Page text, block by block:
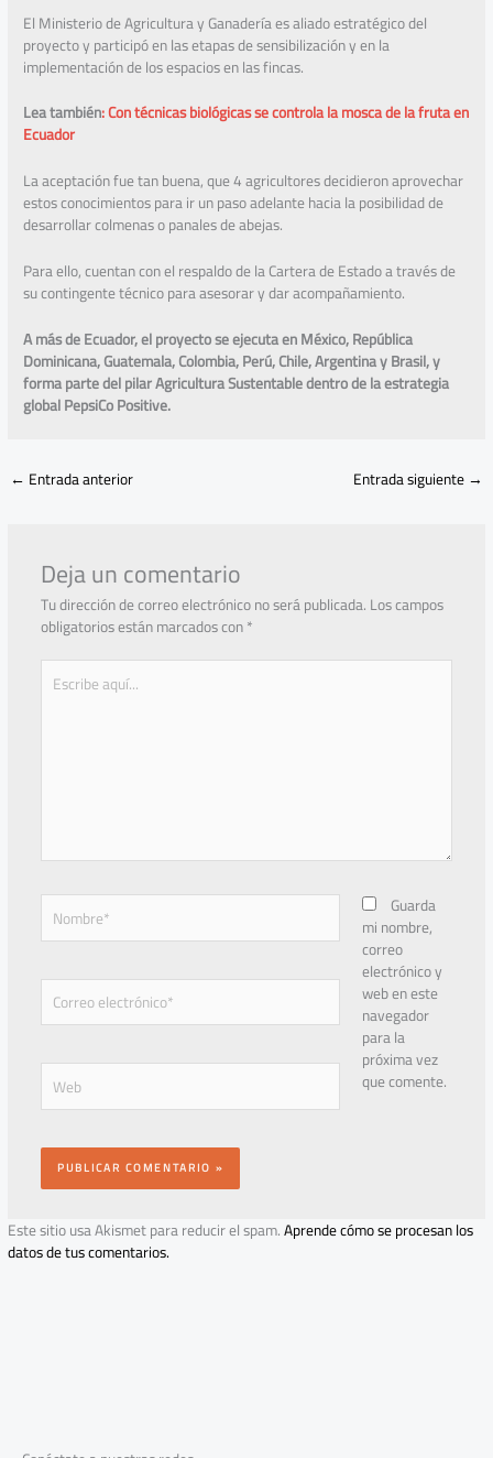
El Ministerio de Agricultura y Ganadería es aliado estratégico del
proyecto y participó en las etapas de sensibilización y en la
implementación de los espacios en las fincas.
Lea también: Con técnicas biológicas se controla la mosca de la fruta en
Ecuador
La aceptación fue tan buena, que 4 agricultores decidieron aprovechar
estos conocimientos para ir un paso adelante hacia la posibilidad de
desarrollar colmenas o panales de abejas.
Para ello, cuentan con el respaldo de la Cartera de Estado a través de
su contingente técnico para asesorar y dar acompañamiento.
A más de Ecuador, el proyecto se ejecuta en México, República
Dominicana, Guatemala, Colombia, Perú, Chile, Argentina y Brasil, y
forma parte del pilar Agricultura Sustentable dentro de la estrategia
global PepsiCo Positive.
← Entrada anterior Entrada siguiente→
Deja un comentario
Tu dirección de correo electrónico no será publicada.Los campos
obligatorios están marcados con*
Escribe
aquí...
Nombre*
Correo
electrónico*
Web
Guarda
mi nombre,
correo
electrónico y
web en este
navegador
para la
próxima vez
que comente.
Este sitio usa Akismet para reducir el spam.Aprende cómo se procesan los
datos de tus comentarios.